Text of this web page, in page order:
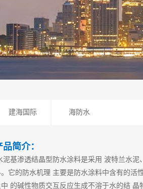
建海国际 海防水
品简介：
泥基渗透结晶型防水涂料是采用 波特兰水泥
它的防水机理 主要是防水涂料中含有的活
的碱性物质交互反应生成不溶于水的结 晶